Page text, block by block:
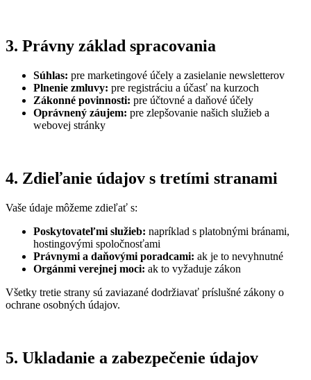
3. Právny základ spracovania
Súhlas: pre marketingové účely a zasielanie newsletterov
Plnenie zmluvy: pre registráciu a účasť na kurzoch
Zákonné povinnosti: pre účtovné a daňové účely
Oprávnený záujem: pre zlepšovanie našich služieb a
webovej stránky
4. Zdieľanie údajov s tretími stranami
Vaše údaje môžeme zdieľať s:
Poskytovateľmi služieb: napríklad s platobnými bránami,
hostingovými spoločnosťami
Právnymi a daňovými poradcami: ak je to nevyhnutné
Orgánmi verejnej moci: ak to vyžaduje zákon
Všetky tretie strany sú zaviazané dodržiavať príslušné zákony o
ochrane osobných údajov.
5. Ukladanie a zabezpečenie údajov